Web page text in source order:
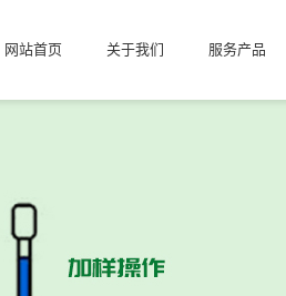
网站首页 关于我们 服务产品